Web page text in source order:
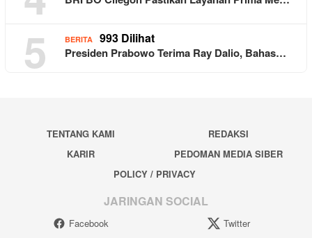
5 BERITA 993 Dilihat
Presiden Prabowo Terima Ray Dalio, Bahas…
TENTANG KAMI
REDAKSI
KARIR
PEDOMAN MEDIA SIBER
POLICY / PRIVACY
JARINGAN SOCIAL
Facebook
Twitter